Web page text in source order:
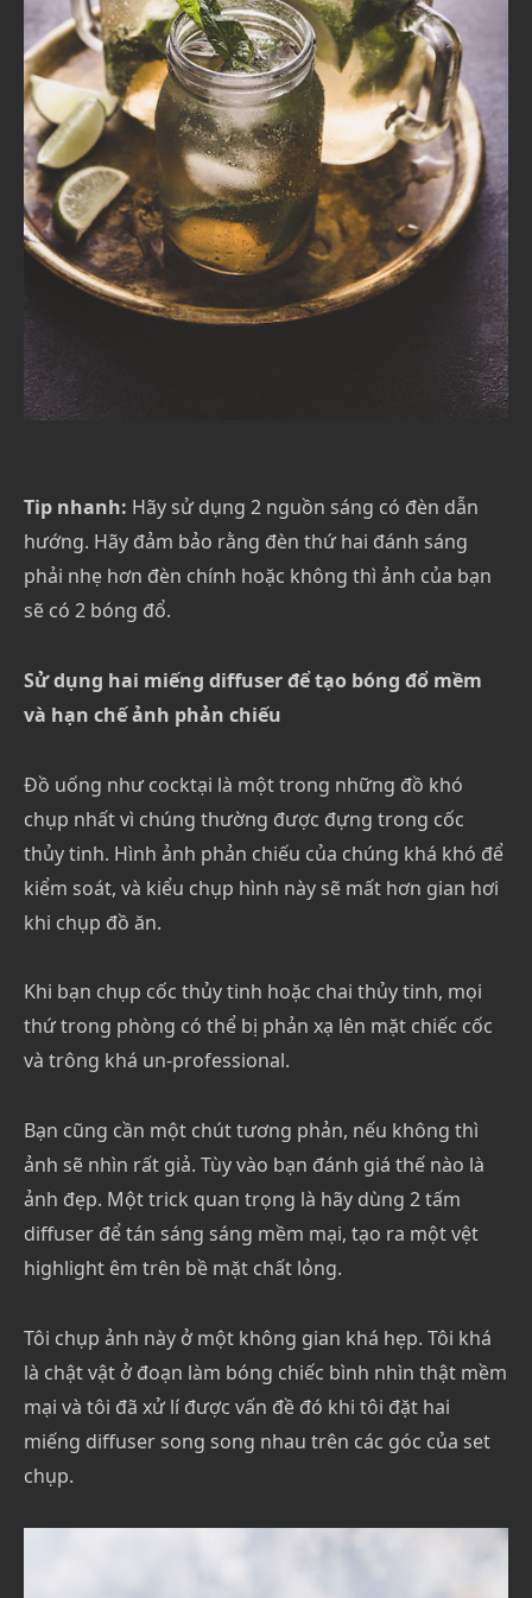
Tip nhanh: Hãy sử dụng 2 nguồn sáng có đèn dẫn
hướng. Hãy đảm bảo rằng đèn thứ hai đánh sáng
phải nhẹ hơn đèn chính hoặc không thì ảnh của bạn
sẽ có 2 bóng đổ.
Sử dụng hai miếng diffuser để tạo bóng đổ mềm
và hạn chế ảnh phản chiếu
Đồ uống như cocktại là một trong những đồ khó
chụp nhất vì chúng thường được đựng trong cốc
thủy tinh. Hình ảnh phản chiếu của chúng khá khó để
kiểm soát, và kiểu chụp hình này sẽ mất hơn gian hơi
khi chụp đồ ăn.
Khi bạn chụp cốc thủy tinh hoặc chai thủy tinh, mọi
thứ trong phòng có thể bị phản xạ lên mặt chiếc cốc
và trông khá un-professional.
Bạn cũng cần một chút tương phản, nếu không thì
ảnh sẽ nhìn rất giả. Tùy vào bạn đánh giá thế nào là
ảnh đẹp. Một trick quan trọng là hãy dùng 2 tấm
diffuser để tán sáng sáng mềm mại, tạo ra một vệt
highlight êm trên bề mặt chất lỏng.
Tôi chụp ảnh này ở một không gian khá hẹp. Tôi khá
là chật vật ở đoạn làm bóng chiếc bình nhìn thật mềm
mại và tôi đã xử lí được vấn đề đó khi tôi đặt hai
miếng diffuser song song nhau trên các góc của set
chụp.